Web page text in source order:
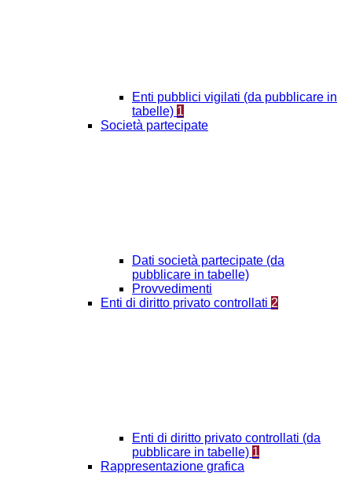
Enti pubblici vigilati (da pubblicare in
tabelle) 1
Società partecipate
Dati società partecipate (da
pubblicare in tabelle)
Provvedimenti
Enti di diritto privato controllati 2
Enti di diritto privato controllati (da
pubblicare in tabelle) 1
Rappresentazione grafica